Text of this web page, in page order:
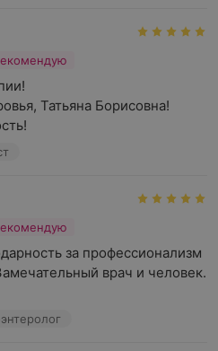
Татьяна Борисовна!
за профессионализм
врач и человек.